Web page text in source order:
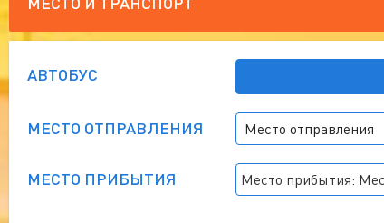
АВТОБУС
МЕСТО ОТПРАВЛЕНИЯ
МЕСТО ПРИБЫТИЯ Место прибытия: